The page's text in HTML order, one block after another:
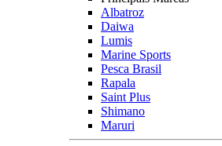
Albatroz
Daiwa
Lumis
Marine Sports
Pesca Brasil
Rapala
Saint Plus
Shimano
Maruri